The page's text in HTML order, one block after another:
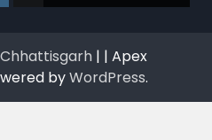
| | Apex
byWordPress.